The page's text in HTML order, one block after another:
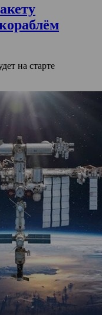
на старте